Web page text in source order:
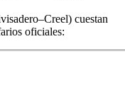
cuestan
oficiales: